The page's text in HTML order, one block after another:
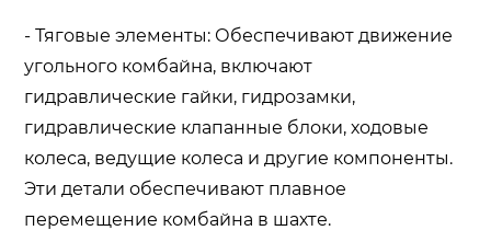
- Тяговые элементы: Обеспечивают движение
угольного комбайна, включают
гидравлические гайки, гидрозамки,
гидравлические клапанные блоки, ходовые
колеса, ведущие колеса и другие компоненты.
Эти детали обеспечивают плавное
перемещение комбайна в шахте.